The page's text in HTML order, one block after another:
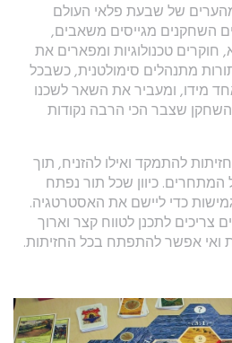
של שבעת פלאי העולם
השחקנים מגייסים משאבים,
טכנולוגיות ומפארים את
מתנהלים סימולטנית, כשבכל
מידו, ומעביר את השאר לשכנו
שצבר הכי הרבה נקודות
להתמקד ואילו להזניח, תוך
כיוון שכל תור נפתח
כדי ליישם את האסטרטגיה.
לתכנן לטווח קצר וארוך
ואי אפשר להתפתח בכל החזיתות.